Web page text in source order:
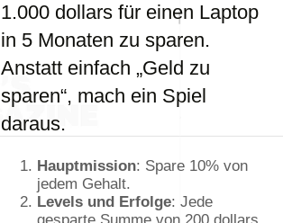
1.000 dollars für einen Laptop
in 5 Monaten zu sparen.
Anstatt einfach „Geld zu
sparen“, mach ein Spiel
daraus.
Hauptmission: Spare 10% von
jedem Gehalt.
Levels und Erfolge: Jede